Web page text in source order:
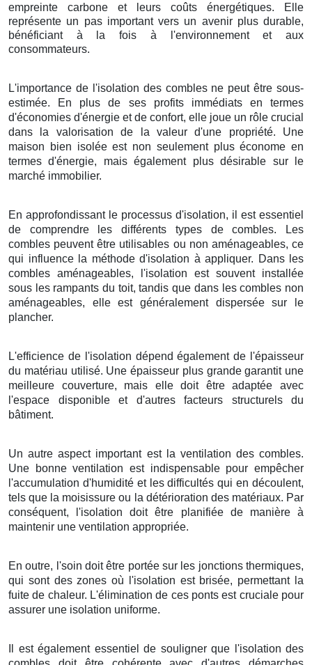
empreinte carbone et leurs coûts énergétiques. Elle
représente un pas important vers un avenir plus durable,
bénéficiant à la fois à l'environnement et aux
consommateurs.
L'importance de l'isolation des combles ne peut être sous-
estimée. En plus de ses profits immédiats en termes
d'économies d'énergie et de confort, elle joue un rôle crucial
dans la valorisation de la valeur d'une propriété. Une
maison bien isolée est non seulement plus économe en
termes d'énergie, mais également plus désirable sur le
marché immobilier.
En approfondissant le processus d'isolation, il est essentiel
de comprendre les différents types de combles. Les
combles peuvent être utilisables ou non aménageables, ce
qui influence la méthode d'isolation à appliquer. Dans les
combles aménageables, l'isolation est souvent installée
sous les rampants du toit, tandis que dans les combles non
aménageables, elle est généralement dispersée sur le
plancher.
L'efficience de l'isolation dépend également de l'épaisseur
du matériau utilisé. Une épaisseur plus grande garantit une
meilleure couverture, mais elle doit être adaptée avec
l'espace disponible et d'autres facteurs structurels du
bâtiment.
Un autre aspect important est la ventilation des combles.
Une bonne ventilation est indispensable pour empêcher
l'accumulation d'humidité et les difficultés qui en découlent,
tels que la moisissure ou la détérioration des matériaux. Par
conséquent, l'isolation doit être planifiée de manière à
maintenir une ventilation appropriée.
En outre, l'soin doit être portée sur les jonctions thermiques,
qui sont des zones où l'isolation est brisée, permettant la
fuite de chaleur. L'élimination de ces ponts est cruciale pour
assurer une isolation uniforme.
Il est également essentiel de souligner que l'isolation des